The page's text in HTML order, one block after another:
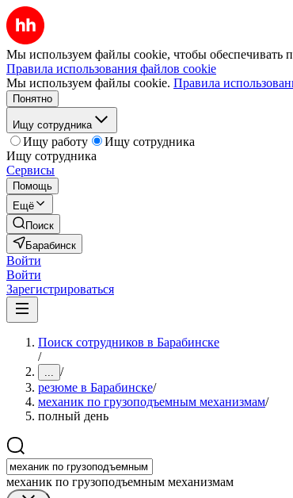
Мы используем файлы cookie, чтобы обеспечивать
Правила использования файлов cookie
Мы используем файлы cookie. Правила
Понятно
Ищу сотрудника
Ищу работу
Ищу сотрудника
Ищу сотрудника
Сервисы
Помощь
Ещё
Поиск
Барабинск
Войти
Войти
Зарегистрироваться
Поиск сотрудников в Барабинске
/
... /
резюме в Барабинске/
механик по грузоподъемным механизмам/
полный день
механик по грузоподъемным механизмам